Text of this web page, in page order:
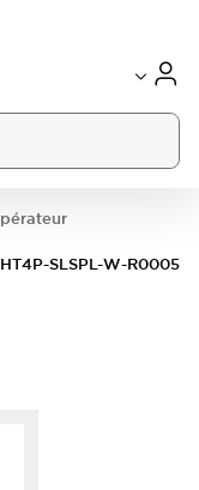
HT4P-SLSPL-W-R0005